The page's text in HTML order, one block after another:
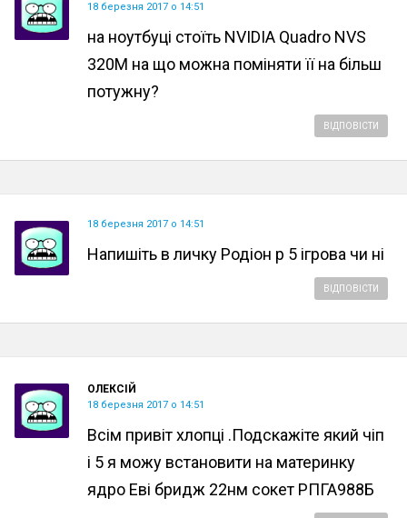
18 березня 2017 о 14:51
на ноутбуці стоїть NVIDIA Quadro NVS
320M на що можна поміняти її на більш
потужну?
ВІДПОВІСТИ
18 березня 2017 о 14:51
Напишіть в личку Родіон р 5 ігрова чи ні
ВІДПОВІСТИ
ОЛЕКСІЙ
18 березня 2017 о 14:51
Всім привіт хлопці .Подскажіте який чіп
і 5 я можу встановити на материнку
ядро ​​Еві бридж 22нм сокет РПГА988Б